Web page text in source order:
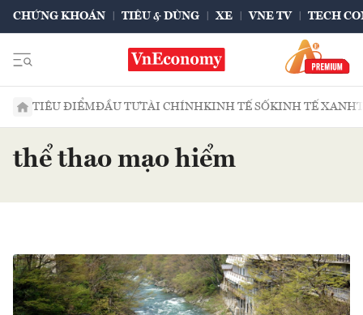
CHỨNG KHOÁN TIÊU & DÙNG XE VNE TV TECH
TIÊU ĐIỂMĐẦU TƯTÀI CHÍNHKINH TẾ SỐKINH TẾ XANH
thể thao mạo hiểm